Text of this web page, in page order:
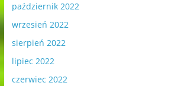
październik 2022
wrzesień 2022
sierpień 2022
lipiec 2022
czerwiec 2022